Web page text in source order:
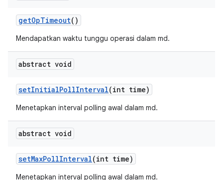
getOpTimeout()
Mendapatkan waktu tunggu operasi dalam md.
abstract void
setInitialPollInterval(int time)
Menetapkan interval polling awal dalam md.
abstract void
setMaxPollInterval(int time)
Menetapkan interval polling awal dalam md.